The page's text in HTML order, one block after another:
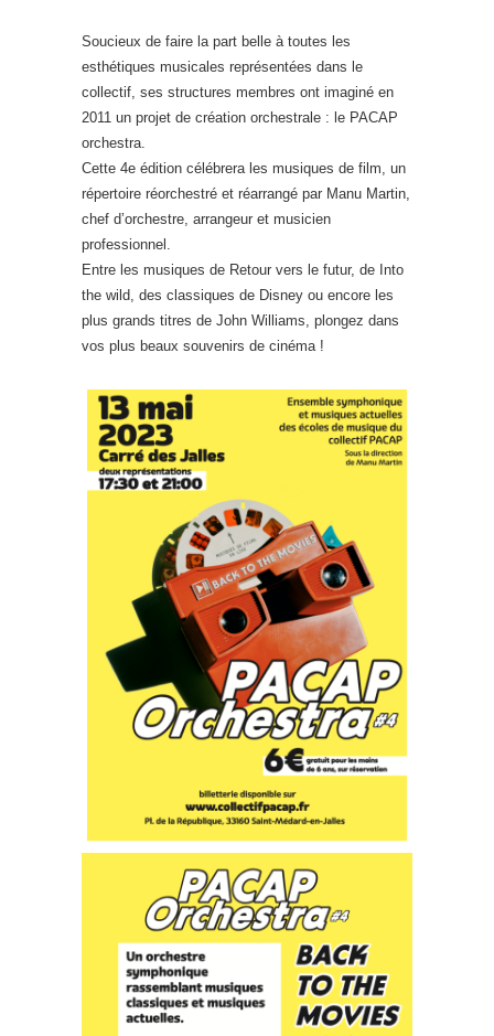
Soucieux de faire la part belle à toutes les
esthétiques musicales représentées dans le
collectif, ses structures membres ont imaginé en
2011 un projet de création orchestrale : le PACAP
orchestra.
Cette 4e édition célébrera les musiques de film, un
répertoire réorchestré et réarrangé par Manu Martin,
chef d’orchestre, arrangeur et musicien
professionnel.
Entre les musiques de Retour vers le futur, de Into
the wild, des classiques de Disney ou encore les
plus grands titres de John Williams, plongez dans
vos plus beaux souvenirs de cinéma !